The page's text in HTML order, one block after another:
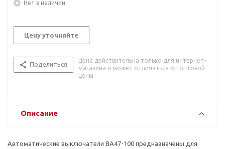
Нет в наличии
Цену уточняйте
Поделиться
Цена действительна только для интернет-
магазина и может отличаться от оптовой
цены
Описание
Автоматические выключатели ВА47-100 предназначены для